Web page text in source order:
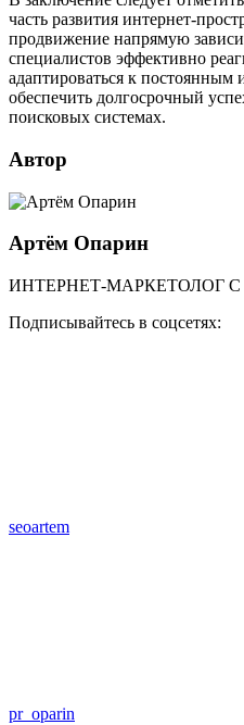
часть развития интернет-
продвижение напрямую
специалистов эффективно
адаптироваться к
обеспечить долгосрочный
поисковых системах.
Автор
Артём Опарин
ИНТЕРНЕТ-МАРКЕТОЛОГ
Подписывайтесь в соцсетях:
seoartem
pr_oparin